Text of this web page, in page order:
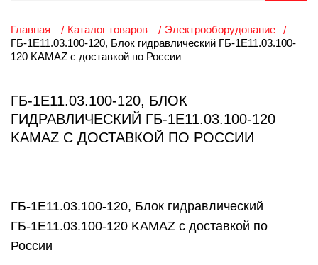
Главная Каталог товаров
Электрооборудование
ГБ-1Е11.03.100-120, Блок гидравлический ГБ-1Е11.03.100-
120 KAMAZ с доставкой по России
ГБ-1Е11.03.100-120, БЛОК
ГИДРАВЛИЧЕСКИЙ ГБ-1Е11.03.100-120
KAMAZ С ДОСТАВКОЙ ПО РОССИИ
ГБ-1Е11.03.100-120, Блок гидравлический
ГБ-1Е11.03.100-120 KAMAZ с доставкой по
России